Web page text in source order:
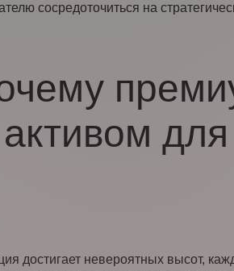
сосредоточиться на
достигает невероятных высот,